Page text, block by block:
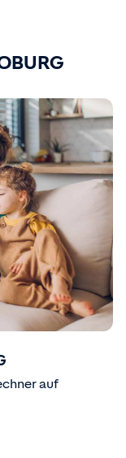
auf